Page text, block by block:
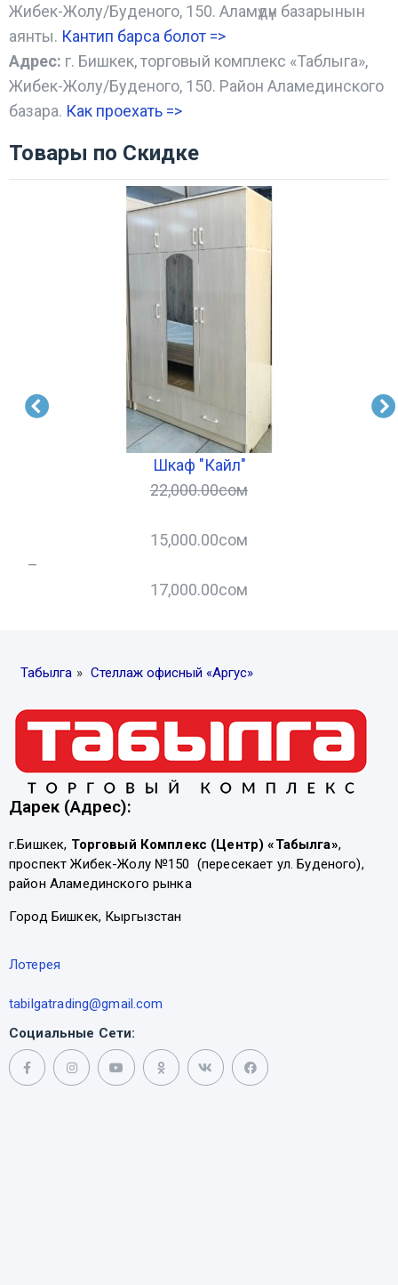
Жибек-Жолу/Буденого, 150. Аламүдүн базарынын
аянты. Кантип барса болот =>
Адрес: г. Бишкек, торговый комплекс «Таблыга»,
Жибек-Жолу/Буденого, 150. Район Аламединского
базара. Как проехать =>
Товары по Скидке
Шкаф "Кайл"
22,000.00сом
15,000.00сом
–
17,000.00сом
Табылга » Стеллаж офисный «Аргус»
Дарек (Адрес):
г.Бишкек, Торговый Комплекс (Центр) «Табылга»,
проспект Жибек-Жолу №150 (пересекает ул. Буденого),
район Аламединского рынка
Город Бишкек, Кыргызстан
Лотерея
tabilgatrading@gmail.com
Социальные Сети: